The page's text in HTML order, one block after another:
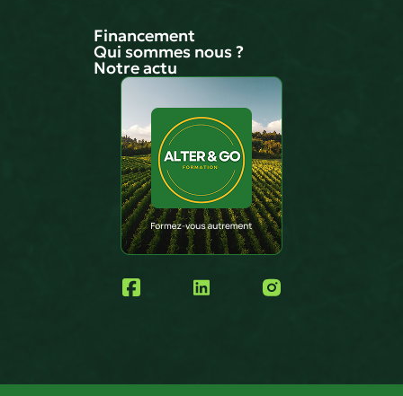
Financement
Qui sommes nous ?
Notre actu